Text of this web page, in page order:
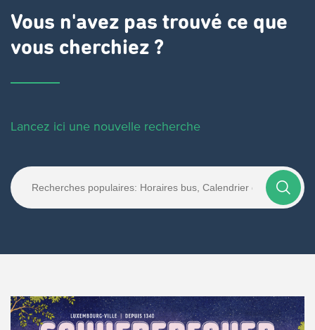
Vous n'avez pas trouvé ce que
vous cherchiez ?
Lancez ici une nouvelle recherche